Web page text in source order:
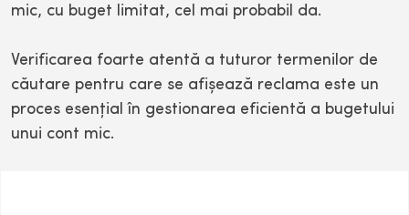
mic, cu buget limitat, cel mai probabil da.
Verificarea foarte atentă a tuturor termenilor de
căutare pentru care se afişează reclama este un
proces esenţial în gestionarea eficientă a bugetului
unui cont mic.